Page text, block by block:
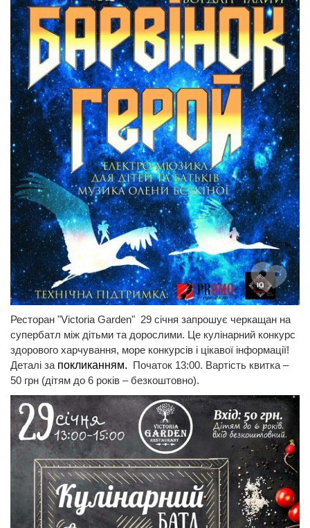
Ресторан "Victoria Garden" 29 січня запрошує черкащан на
супербатл між дітьми та дорослими. Це кулінарний конкурс
здорового харчування, море конкурсів і цікавої інформації!
Деталі за покликанням. Початок 13:00. Вартість квитка –
50 грн (дітям до 6 років – безкоштовно).